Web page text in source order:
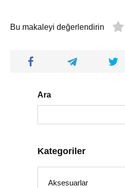
Bu makaleyi değerlendirin
Ara
Kategoriler
Aksesuarlar